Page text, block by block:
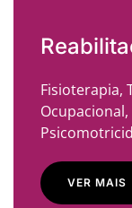
Fisioterapia,
VER MAIS